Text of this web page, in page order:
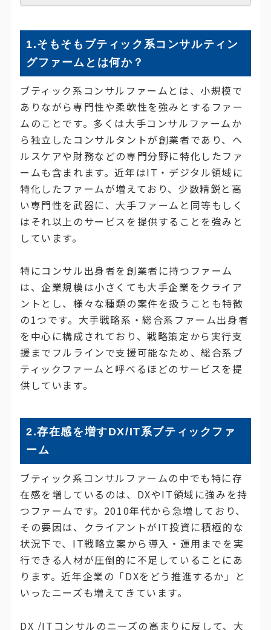
1.そもそもブティック系コンサルティン
グファームとは何か？
ブティック系コンサルファームとは、小規模で
ありながら専門性や柔軟性を強みとするファー
ムのことです。多くは大手コンサルファームか
ら独立したコンサルタントが創業者であり、ヘ
ルスケアや財務などの専門分野に特化したファ
ームも含まれます。近年はIT・デジタル領域に
特化したファームが増えており、少数精鋭と高
い専門性を武器に、大手ファームと同等もしく
はそれ以上のサービスを提供することを強みと
しています。
特にコンサル出身者を創業者に持つファーム
は、企業規模は小さくても大手企業をクライア
ントとし、様々な種類の案件を扱うことも特徴
の1つです。大手戦略系・総合系ファーム出身者
を中心に構成されており、戦略策定から実行支
援までフルラインで支援可能なため、総合系ブ
ティックファームと呼べるほどのサービスを提
供しています。
2.存在感を増すDX/IT系ブティックファ
ーム
ブティック系コンサルファームの中でも特に存
在感を増しているのは、DXやIT領域に強みを持
つファームです。2010年代から急増しており、
その要因は、クライアントがIT投資に積極的な
状況下で、IT戦略立案から導入・運用までを実
行できる人材が圧倒的に不足していることにあ
ります。近年企業の「DXをどう推進するか」と
いったニーズも増えてきています。
DX /ITコンサルのニーズの高まりに反して、大